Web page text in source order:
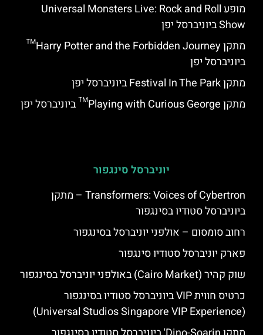
מופע Universal Monsters Live: Rock and Roll
Show ביוניברסל יפן
מתקן Harry Potter and the Forbidden Journey™
ביוניברסל יפן
מתקן Festival In The Park ביוניברסל יפן
מתקן Playing with Curious George™ ביוניברסל יפן
יוניברסל סינגפור
Transformers: Voices of Cybertron – מתקן
ביוניברסל סטודיו בסינגפור
רחוב סומסום – אולפני יוניברסל בסינגפור
פארק יוניברסל סטודיו סינגפור
שוק קהיר (Cairo Market) באולפני יוניברסל בסינגפור
כרטיס חווית VIP ביוניברסל סטודיו בסינגפור
(Universal Studios Singapore VIP Experience)